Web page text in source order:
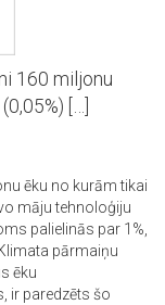
160 miljonu
[…]
ēku no kurām tikai
māju tehnoloģiju
palielinās par 1%,
pārmaiņu
ēku
ir paredzēts šo